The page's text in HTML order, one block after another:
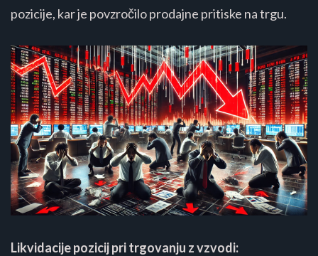
pozicije, kar je povzročilo prodajne pritiske na trgu​​​​.
Likvidacije pozicij pri trgovanju z vzvodi: